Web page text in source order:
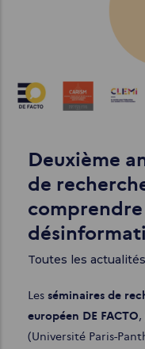
Deuxième
de
Toutes les actualités
Les séminaires de
européen DE FACTO,
(Université Paris-